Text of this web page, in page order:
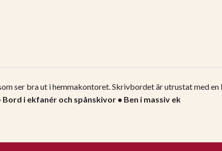
ser bra ut i hemmakontoret. Skrivbordet är utrustat med
Bord i ekfanér och spånskivor • Ben i massiv ek